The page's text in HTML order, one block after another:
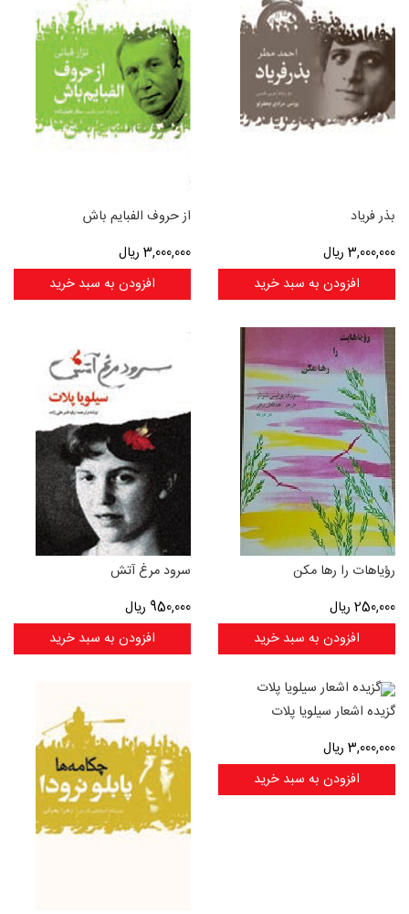
بذر فریاد
3,000,000 ریال
افزودن به سبد خرید
از حروف الفبایم باش
3,000,000 ریال
افزودن به سبد خرید
رؤیاهات را رها مکن
250,000 ریال
افزودن به سبد خرید
سرود مرغ آتش
950,000 ریال
افزودن به سبد خرید
گزیده اشعار سیلویا پلات
3,000,000 ریال
افزودن به سبد خرید